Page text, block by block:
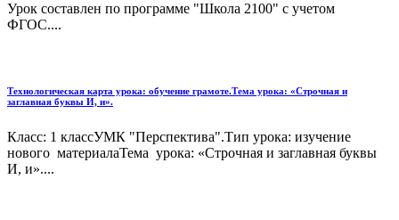
Урок составлен по программе "Школа 2100" с учетом
ФГОС....
Технологическая карта урока: обучение грамоте.Тема урока: «Строчная и
заглавная буквы И, и».
Класс: 1 классУМК "Перспектива".Тип урока: изучение
нового материалаТема урока: «Строчная и заглавная буквы
И, и»....